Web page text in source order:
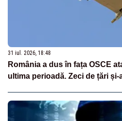
31 iul. 2026, 18:48
România a dus în fața OSCE
ultima perioadă. Zeci de țări